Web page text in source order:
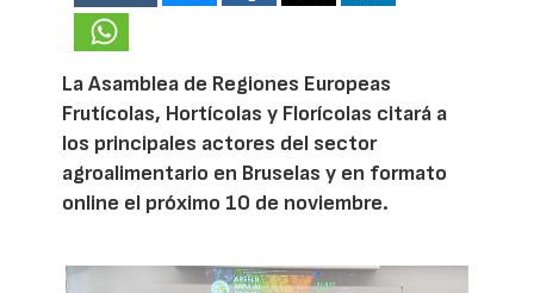
La Asamblea de Regiones Europeas
Frutícolas, Hortícolas y Florícolas citará a
los principales actores del sector
agroalimentario en Bruselas y en formato
online el próximo 10 de noviembre.